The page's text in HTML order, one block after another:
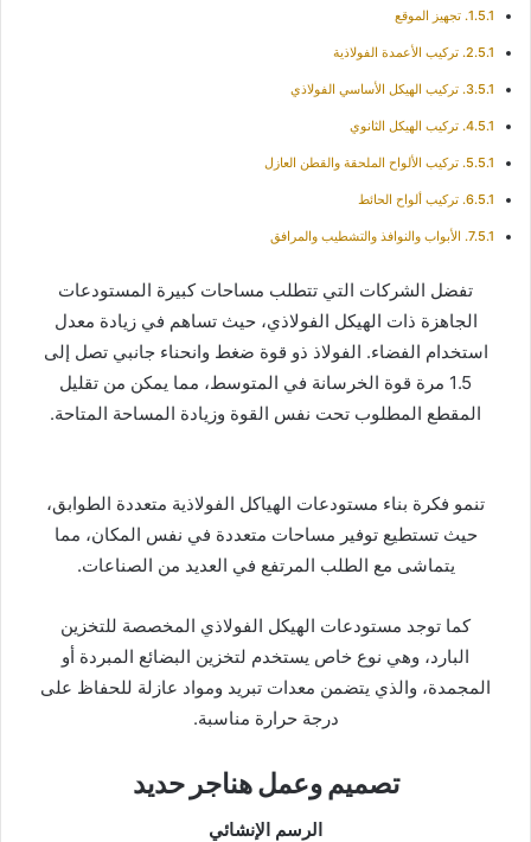
تجهيز الموقع
تركيب الأعمدة الفولاذية
تركيب الهيكل الأساسي الفولاذي
تركيب الهيكل الثانوي
تركيب الألواح الملحقة والقطن العازل
تركيب ألواح الحائط
الأبواب والنوافذ والتشطيب والمرافق
تفضل الشركات التي تتطلب مساحات كبيرة المستودعات
الجاهزة ذات الهيكل الفولاذي، حيث تساهم في زيادة معدل
استخدام الفضاء. الفولاذ ذو قوة ضغط وانحناء جانبي تصل إلى
1.5 مرة قوة الخرسانة في المتوسط، مما يمكن من تقليل
المقطع المطلوب تحت نفس القوة وزيادة المساحة المتاحة.
تنمو فكرة بناء مستودعات الهياكل الفولاذية متعددة الطوابق،
حيث تستطيع توفير مساحات متعددة في نفس المكان، مما
يتماشى مع الطلب المرتفع في العديد من الصناعات.
كما توجد مستودعات الهيكل الفولاذي المخصصة للتخزين
البارد، وهي نوع خاص يستخدم لتخزين البضائع المبردة أو
المجمدة، والذي يتضمن معدات تبريد ومواد عازلة للحفاظ على
درجة حرارة مناسبة.
تصميم وعمل هناجر حديد
الرسم الإنشائي